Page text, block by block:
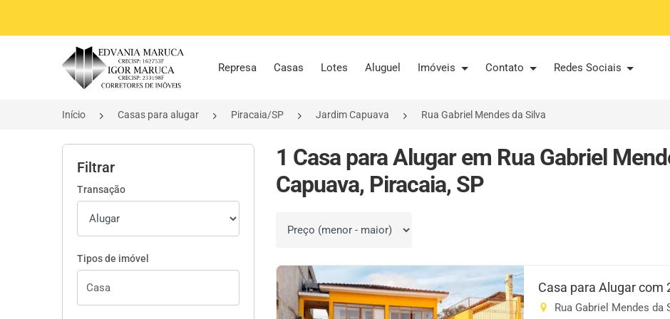
Página inicial
Represa Casas Lotes Aluguel Imóveis Contato Redes Sociais
Início Casas para alugar Piracaia/SP Jardim Capuava Rua Gabriel Mendes da Silva
Filtrar
Transação
Tipos de imóvel
1 Casa para Alugar em Rua Gabriel
Capuava, Piracaia, SP
Ordenar por
Casa para Alugar com
Rua Gabriel Mendes da